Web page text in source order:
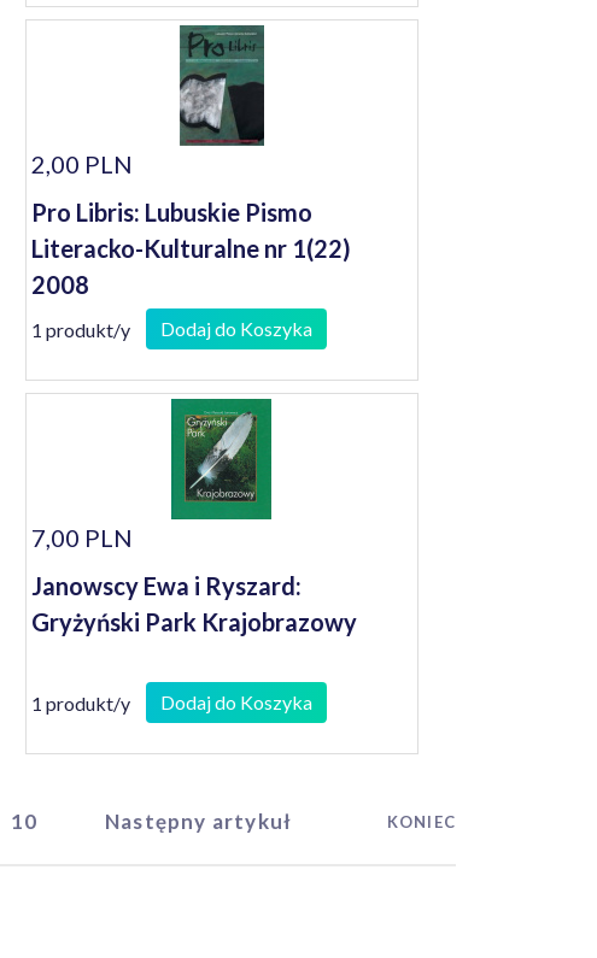
2,00 PLN
Pro Libris: Lubuskie Pismo
Literacko-Kulturalne nr 1(22)
2008
1 produkt/y Dodaj do Koszyka
7,00 PLN
Janowscy Ewa i Ryszard:
Gryżyński Park Krajobrazowy
1 produkt/y Dodaj do Koszyka
10 Następny artykuł KONIEC